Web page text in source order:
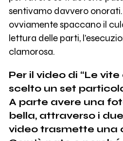
sentivamo davvero
ovviamente spaccano il
lettura delle parti,
clamorosa.
Per il video di “Le
scelto un set
A parte avere una
bella, attraverso i
video trasmette una